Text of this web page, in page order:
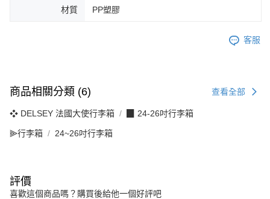
材質 PP塑膠
客服
商品相關分類 (6) 查看全部
❖ DELSEY 法國大使行李箱 ▉ 24-26吋行李箱
⫸行李箱 24~26吋行李箱
評價
喜歡這個商品嗎？購買後給他一個好評吧